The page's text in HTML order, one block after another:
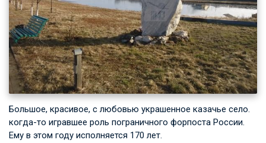
Большое, красивое, с любовью украшенное казачье село.
когда-то игравшее роль пограничного форпоста России.
Ему в этом году исполняется 170 лет.